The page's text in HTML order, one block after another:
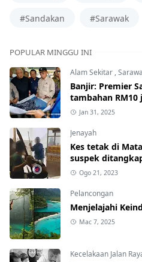
#Sandakan #Sarawak
POPULAR MINGGU INI
Alam Sekitar ,
Banjir: Premier
tambahan RM10
Jan 31, 2025
Jenayah
Kes tetak di
suspek
Ogo 21, 2023
Pelancongan
Menjelajahi
Mac 7, 2025
Kecelakaan Jalan